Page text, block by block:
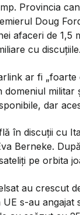
Provincia
Doug
afaceri de 1,5
cu discuțiile.
ar fi „foarte
domeniul militar
dar
în discuții cu
Berneke.
pe orbita
au crescut
UE s-au